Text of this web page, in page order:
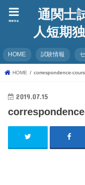
通関士
人短期
menu
HOME 試験情報
HOME correspondence-
2019.07.15